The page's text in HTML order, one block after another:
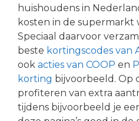
huishoudens in
kosten in de supermarkt
Speciaal daarvoor
beste kortingscodes van
ook acties van COOP en
korting bijvoorbeeld. Op
profiteren van extra
tijdens bijvoorbeeld je